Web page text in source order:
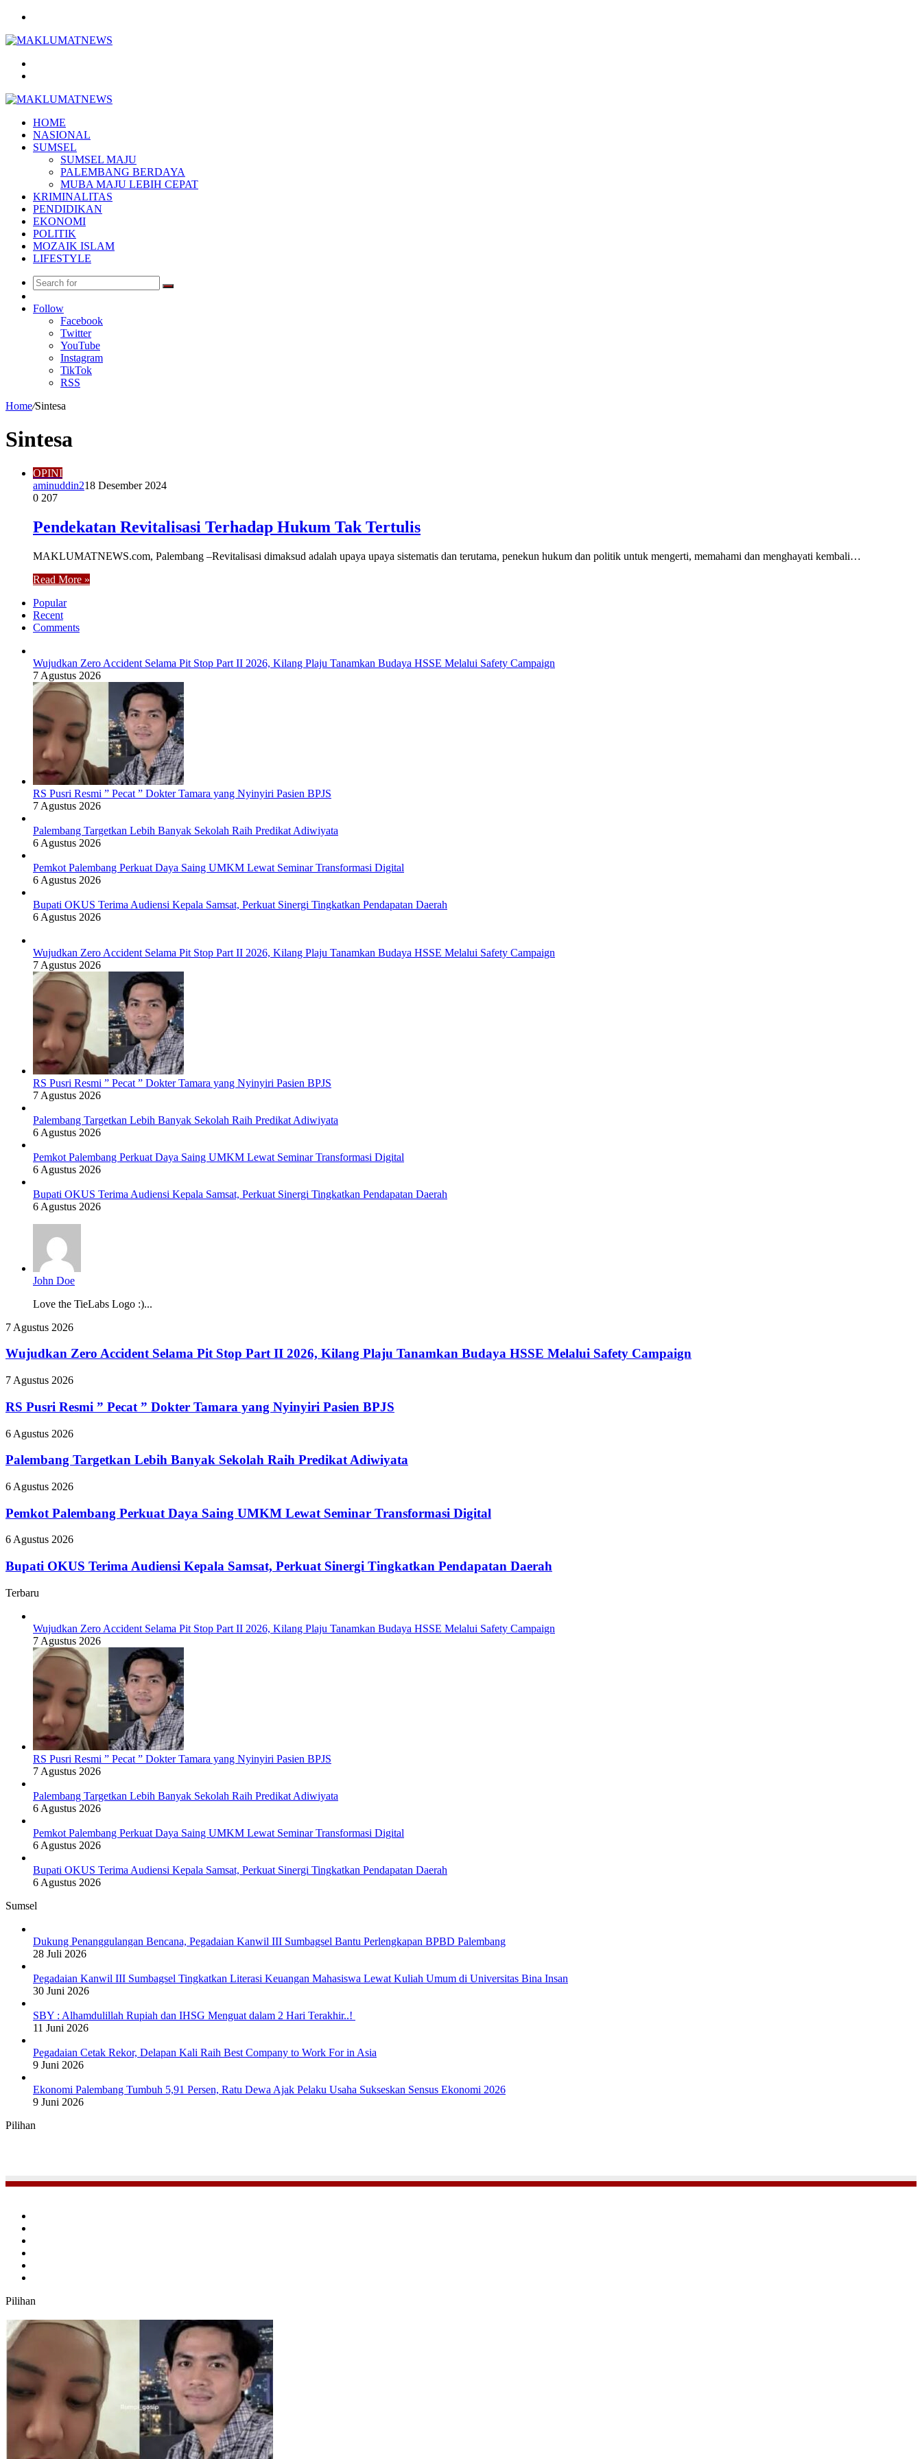
HOME
NASIONAL
SUMSEL
SUMSEL MAJU
PALEMBANG BERDAYA
MUBA MAJU LEBIH CEPAT
KRIMINALITAS
PENDIDIKAN
EKONOMI
POLITIK
MOZAIK ISLAM
LIFESTYLE
Search
Article
Follow
Facebook
Twitter
YouTube
Instagram
TikTok
RSS
Home/Sintesa
Sintesa
OPINI
aminuddin218 Desember 2024
0 207
Pendekatan Revitalisasi Terhadap Hukum Tak Tertulis
MAKLUMATNEWS.com, Palembang –Revitalisasi dimaksud adalah upaya upaya sistematis dan terutama, penekun hukum dan politik untuk mengerti, memahami dan menghayati kembali…
Read More »
Popular
Recent
Comments
Wujudkan Zero Accident Selama Pit Stop Part II 2026, Kilang Plaju Tanamkan Budaya HSSE Melalui Safety Campaign
7 Agustus 2026
RS Pusri Resmi ” Pecat ” Dokter Tamara yang Nyinyiri Pasien BPJS
7 Agustus 2026
Palembang Targetkan Lebih Banyak Sekolah Raih Predikat Adiwiyata
6 Agustus 2026
Pemkot Palembang Perkuat Daya Saing UMKM Lewat Seminar Transformasi Digital
6 Agustus 2026
Bupati OKUS Terima Audiensi Kepala Samsat, Perkuat Sinergi Tingkatkan Pendapatan Daerah
6 Agustus 2026
Wujudkan Zero Accident Selama Pit Stop Part II 2026, Kilang Plaju Tanamkan Budaya HSSE Melalui Safety Campaign
7 Agustus 2026
RS Pusri Resmi ” Pecat ” Dokter Tamara yang Nyinyiri Pasien BPJS
7 Agustus 2026
Palembang Targetkan Lebih Banyak Sekolah Raih Predikat Adiwiyata
6 Agustus 2026
Pemkot Palembang Perkuat Daya Saing UMKM Lewat Seminar Transformasi Digital
6 Agustus 2026
Bupati OKUS Terima Audiensi Kepala Samsat, Perkuat Sinergi Tingkatkan Pendapatan Daerah
6 Agustus 2026
John Doe
Love the TieLabs Logo :)...
Wujudkan
Accident
Selama
Pit
Stop
Part
II
Kilang
Tanamkan
HSSE
Safety
7 Agustus 2026
Wujudkan Zero Accident Selama Pit Stop Part II 2026, Kilang Plaju Tanamkan Budaya HSSE Melalui Safety Campaign
RS
Resmi
”
Pecat
”
Dokter
Tamara
Nyinyiri
BPJS
7 Agustus 2026
RS Pusri Resmi ” Pecat ” Dokter Tamara yang Nyinyiri Pasien BPJS
Palembang
Lebih
Sekolah
Raih
Predikat
Adiwiyata
6 Agustus 2026
Palembang Targetkan Lebih Banyak Sekolah Raih Predikat Adiwiyata
Pemkot
Perkuat
Daya
Saing
UMKM
Lewat
Seminar
Digital
6 Agustus 2026
Pemkot Palembang Perkuat Daya Saing UMKM Lewat Seminar Transformasi Digital
Bupati
Terima
Audiensi
Kepala
Samsat,
Perkuat
Sinergi
Tingkatkan
Pendapatan
Daerah
6 Agustus 2026
Bupati OKUS Terima Audiensi Kepala Samsat, Perkuat Sinergi Tingkatkan Pendapatan Daerah
Terbaru
Wujudkan Zero Accident Selama Pit Stop Part II 2026, Kilang Plaju Tanamkan Budaya HSSE Melalui Safety Campaign
7 Agustus 2026
RS Pusri Resmi ” Pecat ” Dokter Tamara yang Nyinyiri Pasien BPJS
7 Agustus 2026
Palembang Targetkan Lebih Banyak Sekolah Raih Predikat Adiwiyata
6 Agustus 2026
Pemkot Palembang Perkuat Daya Saing UMKM Lewat Seminar Transformasi Digital
6 Agustus 2026
Bupati OKUS Terima Audiensi Kepala Samsat, Perkuat Sinergi Tingkatkan Pendapatan Daerah
6 Agustus 2026
Sumsel
Dukung Penanggulangan Bencana, Pegadaian Kanwil III Sumbagsel Bantu Perlengkapan BPBD Palembang
28 Juli 2026
Pegadaian Kanwil III Sumbagsel Tingkatkan Literasi Keuangan Mahasiswa Lewat Kuliah Umum di Universitas Bina Insan
30 Juni 2026
SBY : Alhamdulillah Rupiah dan IHSG Menguat dalam 2 Hari Terakhir..!
11 Juni 2026
Pegadaian Cetak Rekor, Delapan Kali Raih Best Company to Work For in Asia
9 Juni 2026
Ekonomi Palembang Tumbuh 5,91 Persen, Ratu Dewa Ajak Pelaku Usaha Sukseskan Sensus Ekonomi 2026
9 Juni 2026
Pilihan
Pilihan